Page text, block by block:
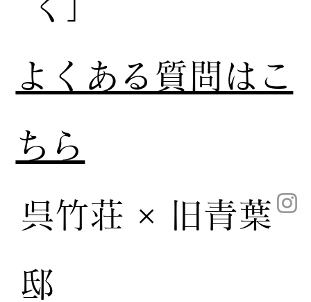
呉竹荘 × 旧青葉
邸
​よくある質問はこ
ちら